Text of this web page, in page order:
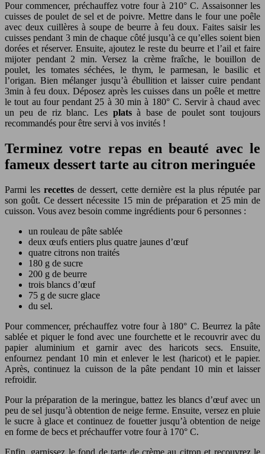
Pour commencer, préchauffez votre four à 210° C. Assaisonner les
cuisses de poulet de sel et de poivre. Mettre dans le four une poêle
avec deux cuillères à soupe de beurre à feu doux. Faites saisir les
cuisses pendant 3 min de chaque côté jusqu’à ce qu’elles soient bien
dorées et réserver. Ensuite, ajoutez le reste du beurre et l’ail et faire
mijoter pendant 2 min. Versez la crème fraîche, le bouillon de
poulet, les tomates séchées, le thym, le parmesan, le basilic et
l’origan. Bien mélanger jusqu’à ébullition et laisser cuire pendant
3min à feu doux. Déposez après les cuisses dans un poêle et mettre
le tout au four pendant 25 à 30 min à 180° C. Servir à chaud avec
un peu de riz blanc. Les platsà base de poulet sont toujours
recommandés pour être servi à vos invités !
Terminez votre repas en beauté avec le
fameux dessert tarte au citron meringuée
Parmi les recettesde dessert, cette dernière est la plus réputée par
son goût. Ce dessert nécessite 15 min de préparation et 25 min de
cuisson. Vous avez besoin comme ingrédients pour 6 personnes :
un rouleau de pâte sablée
deux œufs entiers plus quatre jaunes d’œuf
quatre citrons non traités
180 g de sucre
200 g de beurre
trois blancs d’œuf
75 g de sucre glace
du sel.
Pour commencer, préchauffez votre four à 180° C. Beurrez la pâte
sablée et piquer le fond avec une fourchette et le recouvrir avec du
papier aluminium et garnir avec des haricots secs. Ensuite,
enfournez pendant 10 min et enlever le lest (haricot) et le papier.
Après, continuez la cuisson de la pâte pendant 10 min et laisser
refroidir.
Pour la préparation de la meringue, battez les blancs d’œuf avec un
peu de sel jusqu’à obtention de neige ferme. Ensuite, versez en pluie
le sucre à glace et continuez de fouetter jusqu’à obtention de neige
en forme de becs et préchauffer votre four à 170° C.